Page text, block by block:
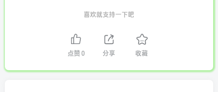
喜欢就支持一下吧
点赞 0 分享 收藏